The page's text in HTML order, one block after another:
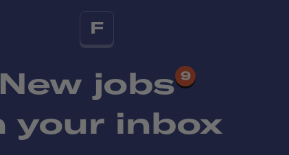
F
New jobs 9
your inbox